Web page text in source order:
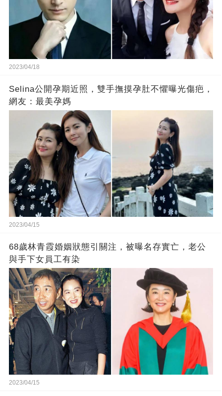
2023/04/18
Selina公開孕期近照，雙手撫摸孕肚不懼曝光傷疤，
網友：最美孕媽
2023/04/15
68歲林青霞婚姻狀態引關注，被曝名存實亡，老公
與手下女員工有染
2023/04/15